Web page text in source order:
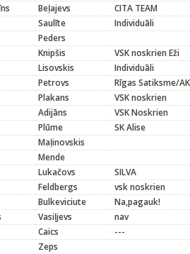
Beļajevs
CITA TEAM
Saulīte
Individuāli
Peders
Knipšis
VSK noskrien Eži
Lisovskis
Individuāli
Petrovs
Rīgas Satiksme/
Plakans
VSK noskrien
Adijāns
VSK Noskrien
Plūme
SK Alise
Maļinovskis
Mende
Lukačovs
SILVA
Feldbergs
vsk noskrien
Bulkeviciute
Na,pagauk!
Vasiļjevs
nav
Caics
---
Zeps